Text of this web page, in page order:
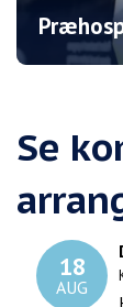
Se
18
AUG